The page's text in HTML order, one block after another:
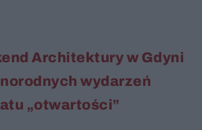
Architektury w Gdyni
wydarzeń
„otwartości”